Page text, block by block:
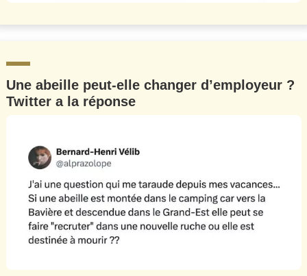
Une abeille peut-elle changer d’employeur ?
Twitter a la réponse